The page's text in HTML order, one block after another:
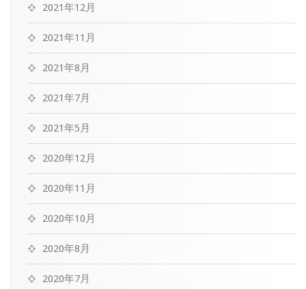
2021年12月
2021年11月
2021年8月
2021年7月
2021年5月
2020年12月
2020年11月
2020年10月
2020年8月
2020年7月